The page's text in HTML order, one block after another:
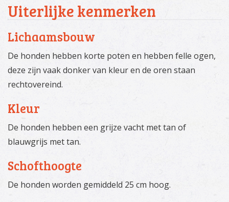
Uiterlijke kenmerken
Lichaamsbouw
De honden hebben korte poten en hebben felle ogen,
deze zijn vaak donker van kleur en de oren staan
rechtovereind.
Kleur
De honden hebben een grijze vacht met tan of
blauwgrijs met tan.
Schofthoogte
De honden worden gemiddeld 25 cm hoog.